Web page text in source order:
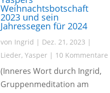
Weihnachtsbotschaft
2023 und sein
Jahressegen für 2024
von Ingrid | Dez. 21, 2023 |
Lieder,Yasper | 10 Kommentare
(Inneres Wort durch Ingrid,
Gruppenmeditation am